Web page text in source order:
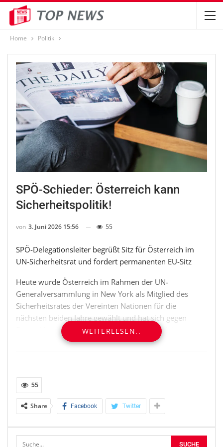
Home Politik
SPÖ-Schieder: Österreich kann
Sicherheitspolitik!
von 3. Juni 2026 15:56 55
SPÖ-Delegationsleiter begrüßt Sitz für Österreich im
UN-Sicherheitsrat und fordert permanenten EU-Sitz
Heute wurde Österreich im Rahmen der UN-
Generalversammlung in New York als Mitglied des
Sicherheitsrates der Vereinten Nationen für die
nächsten beiden Jahre gewählt und hat sich gegen
Deutschland durchgesetzt. SPÖ-Delegationsleiter
Andreas Schieder gratuliert und sieht einen wichtigen
Schritt für Österreich und die Europäische Union. Er
heute das Rennen gemacht hat. Ich gratuliere allen
Beteiligten für eine gelungene Kampagne. Österreich
hat sich heute international als sicherheitspolitischer
Akteur ins Spiel gebracht und ein klares Zeichen
gesetzt: Auch für einen neutralen Staat muss
Sicherheitspolitik in Zeiten wie diesen ganz oben auf
WEITERLESEN..
55
Share Facebook Twitter